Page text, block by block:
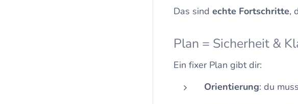
Das sind echte Fortschritte,
Plan = Sicherheit &
Ein fixer Plan gibt dir:
Orientierung: du